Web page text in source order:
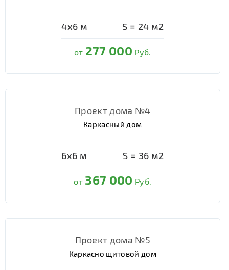
4х6 м S = 24 м2
от 277 000 Руб.
Проект дома №4
Каркасный дом
6х6 м S = 36 м2
от 367 000 Руб.
Проект дома №5
Каркасно щитовой дом